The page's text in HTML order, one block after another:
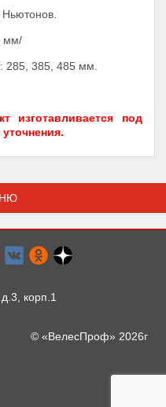
мм/
285, 385, 485 мм.
изготавливается под
уточнения.
корп.1
© «ВелесПроф» 2026г